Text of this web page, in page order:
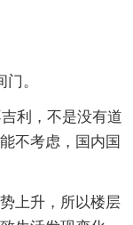
。
利，不是没有道
不考虑，国内国
上升，所以楼层